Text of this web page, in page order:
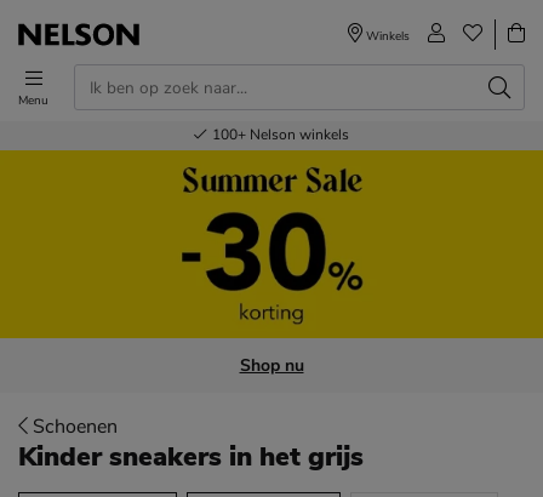
Menu
Winkels
Voor 23.00u besteld,volgende dag in huis
Gratisverzending en retour
Bestel nu,betaal later
100+ Nelson winkels
Shop nu
Schoenen
Kinder sneakers in het grijs